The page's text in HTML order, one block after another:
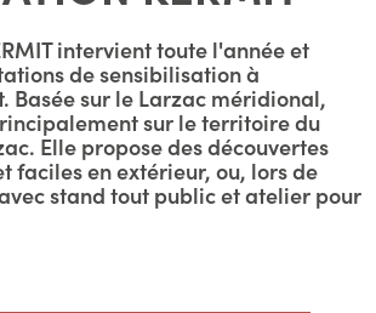
intervient toute l'année et
de sensibilisation à
Basée sur le Larzac méridional,
sur le territoire du
Elle propose des découvertes
faciles en extérieur, ou, lors de
stand tout public et atelier pour